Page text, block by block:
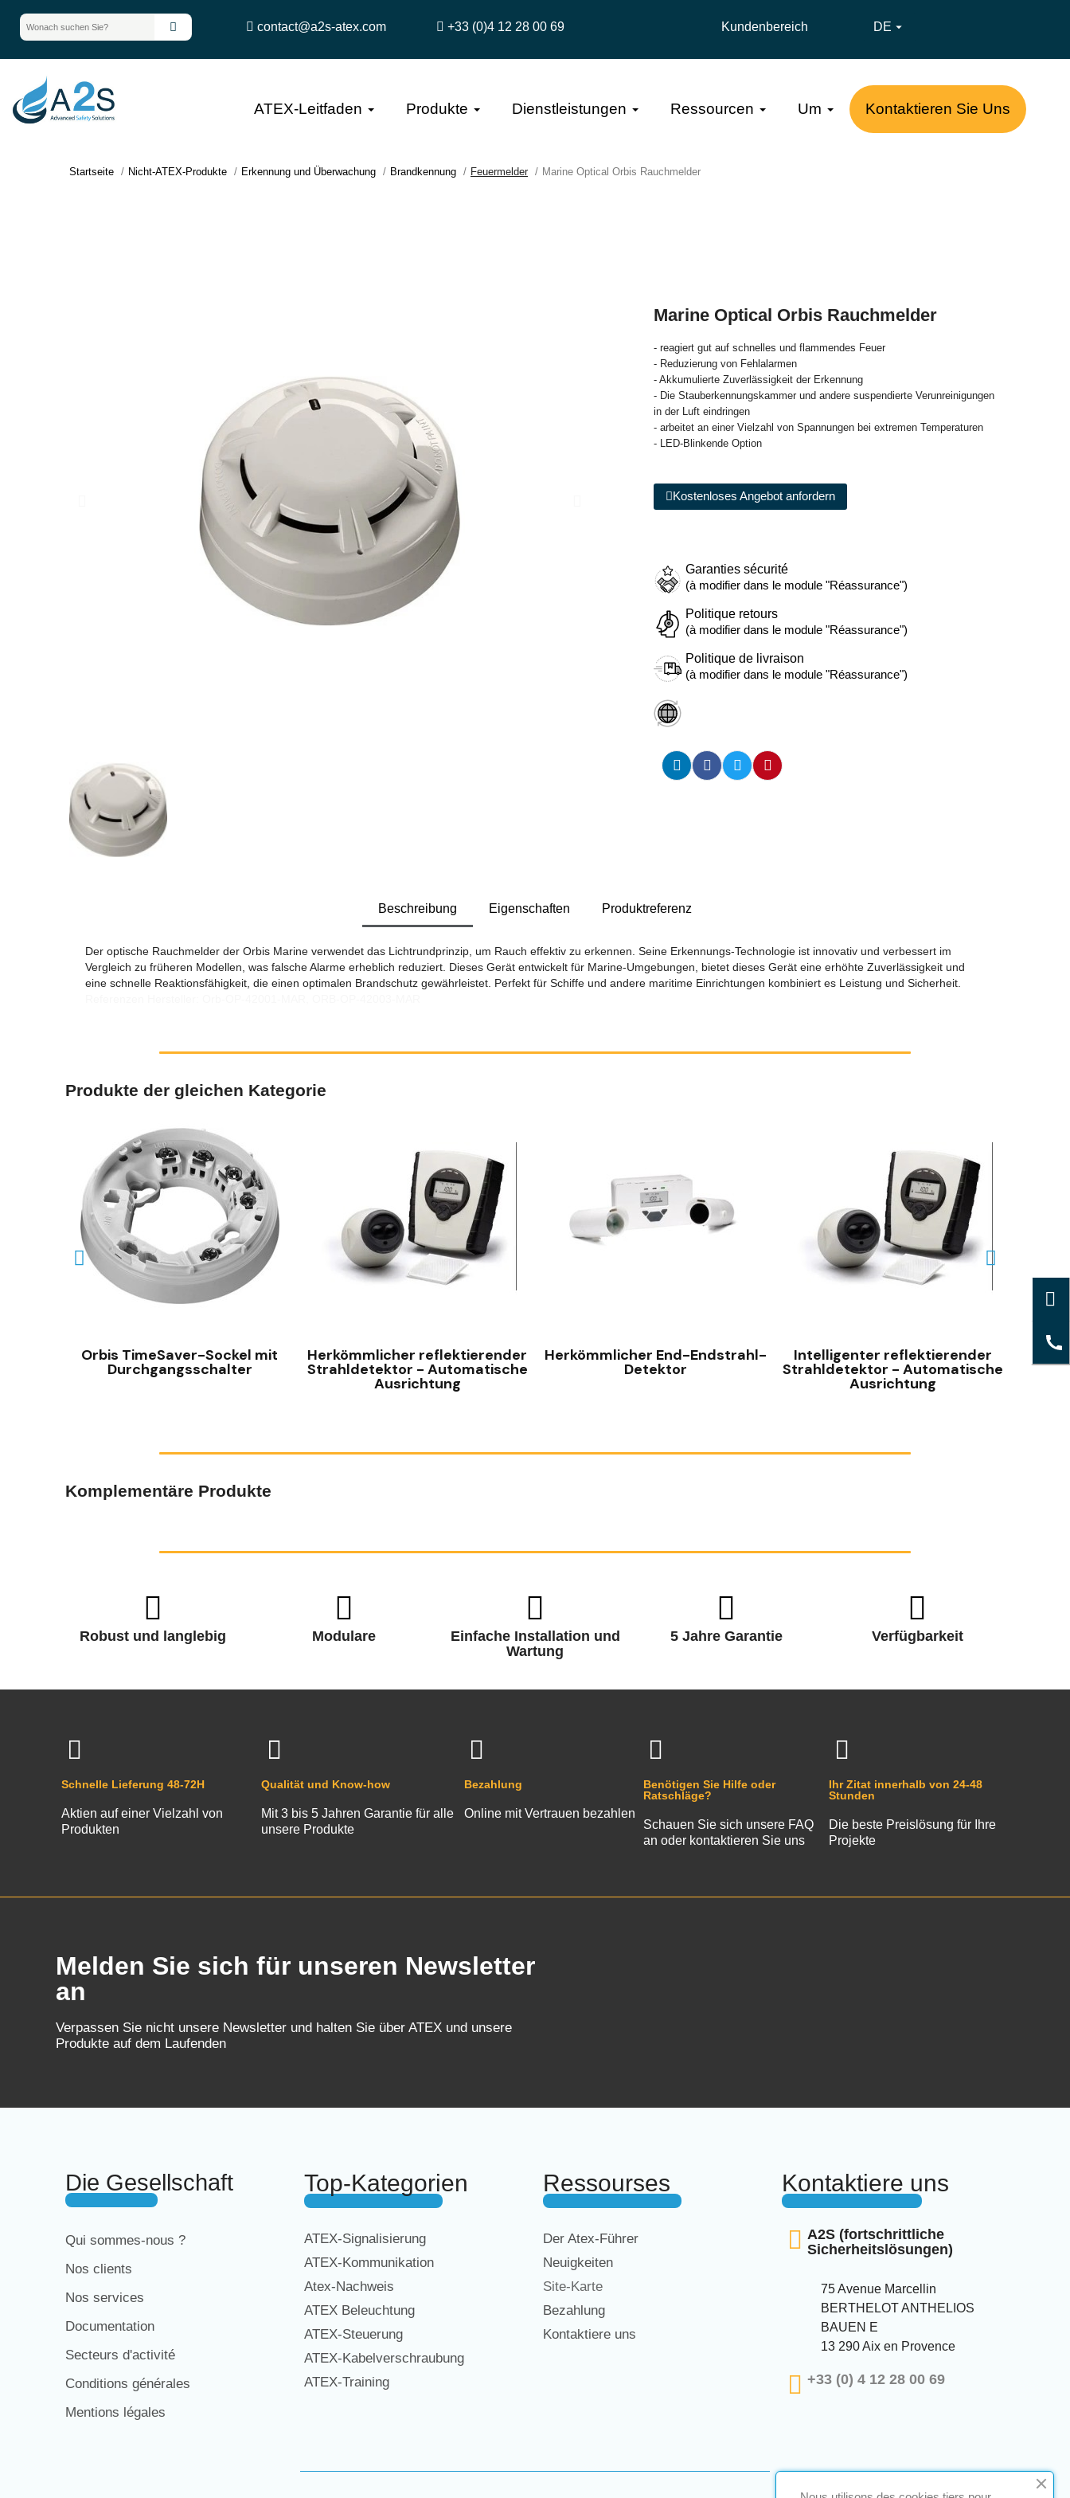
contact@a2s-atex.com +33 (0)4 12 28 00 69 Kundenbereich DE 
ATEX-Leitfaden Produkte Dienstleistungen Ressourcen Um Kontaktieren Sie Uns
Startseite Nicht-ATEX-Produkte Erkennung und Überwachung Brandkennung Feuermelder Marine Optical Orbis Rauchmelder
Marine Optical Orbis Rauchmelder
- reagiert gut auf schnelles und flammendes Feuer
- Reduzierung von Fehlalarmen
- Akkumulierte Zuverlässigkeit der Erkennung
- Die Stauberkennungskammer und andere suspendierte Verunreinigungen
in der Luft eindringen
- arbeitet an einer Vielzahl von Spannungen bei extremen Temperaturen
- LED-Blinkende Option
Kostenloses Angebot anfordern
Garanties sécurité
(à modifier dans le module "Réassurance")
Politique retours
(à modifier dans le module "Réassurance")
Politique de livraison
(à modifier dans le module "Réassurance")
Beschreibung Eigenschaften Produktreferenz
Der optische Rauchmelder der Orbis Marine verwendet das Lichtrundprinzip, um Rauch effektiv zu erkennen. Seine Erkennungs-Technologie ist innovativ und verbessert im
Vergleich zu früheren Modellen, was falsche Alarme erheblich reduziert. Dieses Gerät entwickelt für Marine-Umgebungen, bietet dieses Gerät eine erhöhte Zuverlässigkeit und
eine schnelle Reaktionsfähigkeit, die einen optimalen Brandschutz gewährleistet. Perfekt für Schiffe und andere maritime Einrichtungen kombiniert es Leistung und Sicherheit.
Produkte der gleichen Kategorie
SCHNELLANSICHT
Orbis TimeSaver-Sockel mit
Durchgangsschalter
Herkömmlicher reflektierender
Strahldetektor - Automatische
Ausrichtung
Herkömmlicher End-Endstrahl-
Detektor
Intelligenter reflektierender
Strahldetektor - Automatische
Ausrichtung
Komplementäre Produkte
Robust und langlebig Modulare
Einfache Installation und
Wartung
5 Jahre Garantie Verfügbarkeit
Schnelle Lieferung 48-72H
Aktien auf einer Vielzahl von
Produkten
Qualität und Know-how
Mit 3 bis 5 Jahren Garantie für alle
unsere Produkte
Bezahlung
Online mit Vertrauen bezahlen
Benötigen Sie Hilfe oder
Ratschläge?
Schauen Sie sich unsere FAQ
an oder kontaktieren Sie uns
Ihr Zitat innerhalb von 24-48
Stunden
Die beste Preislösung für Ihre
Projekte
Melden Sie sich für unseren Newsletter
an
Verpassen Sie nicht unsere Newsletter und halten Sie über ATEX und unsere
Produkte auf dem Laufenden
Die Gesellschaft
Qui sommes-nous ?
Nos clients
Nos services
Documentation
Secteurs d'activité
Conditions générales
Mentions légales
Top-Kategorien
ATEX-Signalisierung
ATEX-Kommunikation
Atex-Nachweis
ATEX Beleuchtung
ATEX-Steuerung
ATEX-Kabelverschraubung
ATEX-Training
Ressourses
Der Atex-Führer
Neuigkeiten
Site-Karte
Bezahlung
Kontaktiere uns
Kontaktiere uns
A2S (fortschrittliche
Sicherheitslösungen)
75 Avenue Marcellin
BERTHELOT ANTHELIOS
BAUEN E
13 290 Aix en Provence
+33 (0) 4 12 28 00 69